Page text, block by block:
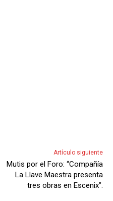
Artículo siguiente
Mutis por el Foro: “Compañía
La Llave Maestra presenta
tres obras en Escenix”.